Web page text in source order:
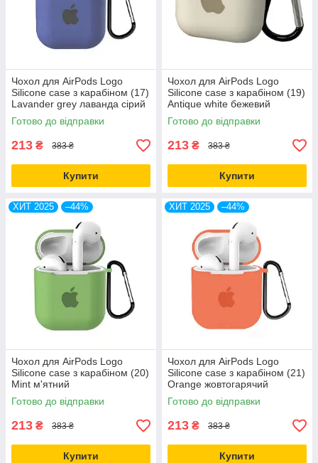
Чохол для AirPods Logo
Silicone case з карабіном (17)
Lavander grey лаванда сірий
Готово до відправки
213 ₴ 383 ₴
Купити
Чохол для AirPods Logo
Silicone case з карабіном (19)
Antique white бежевий
Готово до відправки
213 ₴ 383 ₴
Купити
ХИТ 2025 –44%
Чохол для AirPods Logo
Silicone case з карабіном (20)
Mint м'ятний
Готово до відправки
213 ₴ 383 ₴
Купити
ХИТ 2025 –44%
Чохол для AirPods Logo
Silicone case з карабіном (21)
Orange жовтогарячий
Готово до відправки
213 ₴ 383 ₴
Купити